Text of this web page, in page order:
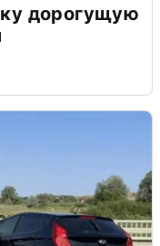
дорогущую